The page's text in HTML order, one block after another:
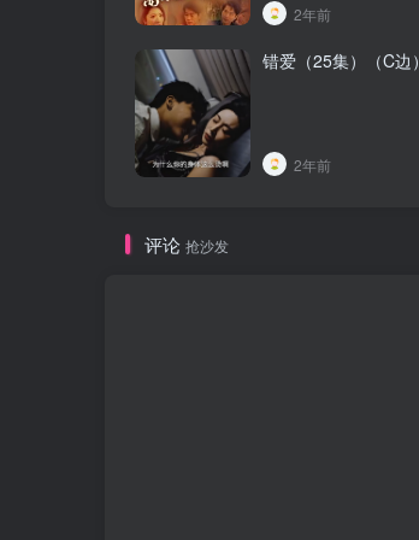
2年前
错爱（25集）（C边）
2年前
评论 抢沙发